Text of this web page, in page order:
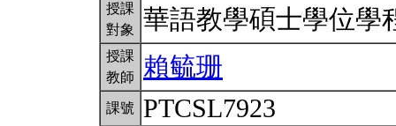
授課
對象
華語教學碩士學位
授課
教師
賴毓珊
課號 PTCSL7923